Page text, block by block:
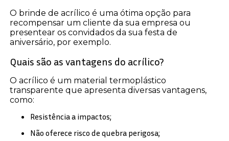
O brinde de acrílico é uma ótima opção para
recompensar um cliente da sua empresa ou
presentear os convidados da sua festa de
aniversário, por exemplo.
Quais são as vantagens do acrílico?
O acrílico é um material termoplástico
transparente que apresenta diversas vantagens,
como:
Resistência a impactos;
Não oferece risco de quebra perigosa;